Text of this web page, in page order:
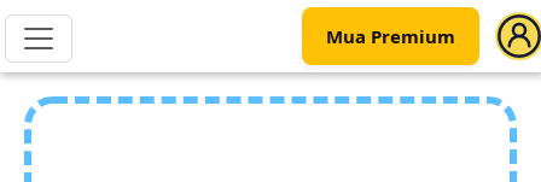
Mua Premium